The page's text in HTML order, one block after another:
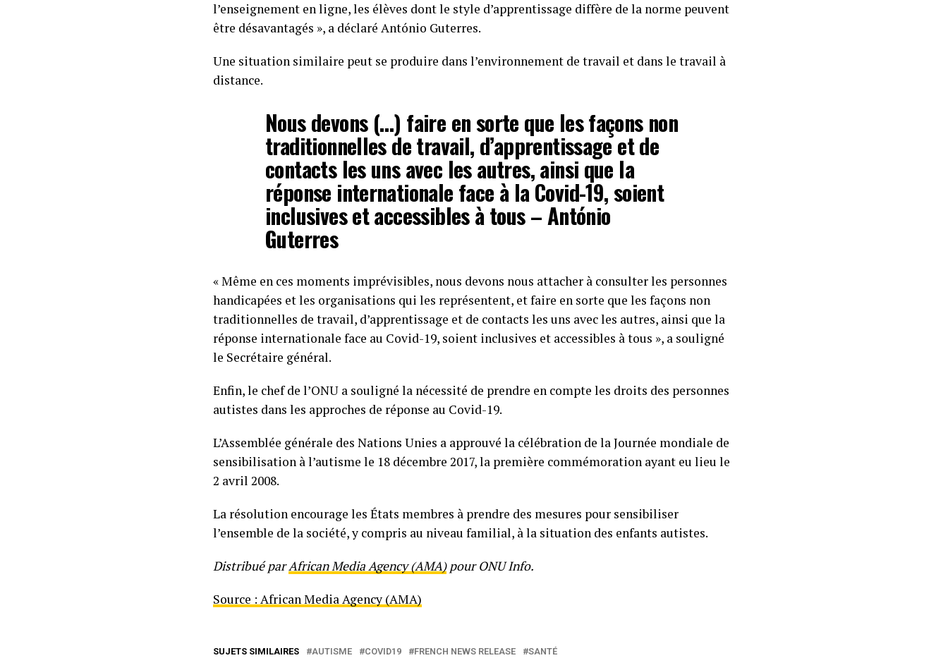
l’enseignement en ligne, les élèves dont le style d’apprentissage diffère de la norme peuvent
être désavantagés », a déclaré António Guterres.
Une situation similaire peut se produire dans l’environnement de travail et dans le travail à
distance.
Nous devons (…) faire en sorte que les façons non
traditionnelles de travail, d’apprentissage et de
contacts les uns avec les autres, ainsi que la
réponse internationale face à la Covid-19, soient
inclusives et accessibles à tous – António
Guterres
« Même en ces moments imprévisibles, nous devons nous attacher à consulter les personnes
handicapées et les organisations qui les représentent, et faire en sorte que les façons non
traditionnelles de travail, d’apprentissage et de contacts les uns avec les autres, ainsi que la
réponse internationale face au Covid-19, soient inclusives et accessibles à tous », a souligné
le Secrétaire général.
Enfin, le chef de l’ONU a souligné la nécessité de prendre en compte les droits des personnes
autistes dans les approches de réponse au Covid-19.
L’Assemblée générale des Nations Unies a approuvé la célébration de la Journée mondiale de
sensibilisation à l’autisme le 18 décembre 2017, la première commémoration ayant eu lieu le
2 avril 2008.
La résolution encourage les États membres à prendre des mesures pour sensibiliser
l’ensemble de la société, y compris au niveau familial, à la situation des enfants autistes.
Distribué parAfrican Media Agency (AMA)pour ONU Info.
Source : African Media Agency (AMA)
SUJETS SIMILAIRES AUTISME COVID19 FRENCH NEWS RELEASE SANTÉ